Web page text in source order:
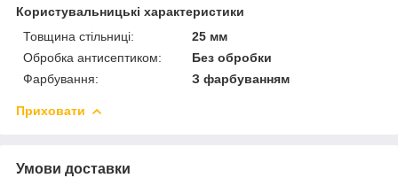
Користувальницькі характеристики
Товщина стільниці:
25 мм
Обробка антисептиком:
Без обробки
Фарбування:
З фарбуванням
Приховати
Умови доставки